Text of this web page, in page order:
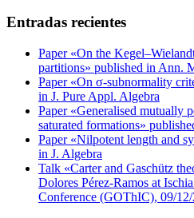
Entradas recientes
Paper «On the
partitions» published in Ann.
Paper «On σ-subnormality
in J. Pure Appl. Algebra
Paper «Generalised mutually
saturated formations»
Paper «Nilpotent length and
in J. Algebra
Talk «Carter and Gaschütz
Dolores Pérez-Ramos at
Conference (GOThIC), 09/